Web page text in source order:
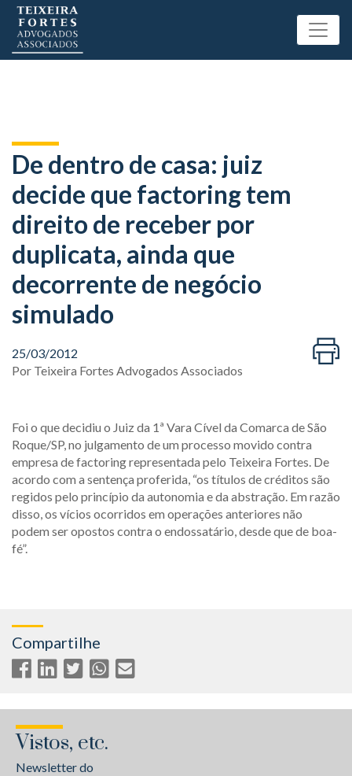
De dentro de casa: juiz
decide que factoring tem
direito de receber por
duplicata, ainda que
decorrente de negócio
simulado
25/03/2012
Por Teixeira Fortes Advogados Associados
Foi o que decidiu o Juiz da 1ª Vara Cível da Comarca de São
Roque/SP, no julgamento de um processo movido contra
empresa de factoring representada pelo Teixeira Fortes. De
acordo com a sentença proferida, “os títulos de créditos são
regidos pelo princípio da autonomia e da abstração. Em razão
disso, os vícios ocorridos em operações anteriores não
podem ser opostos contra o endossatário, desde que de boa-
fé”.
Compartilhe
Vistos, etc.
Newsletter do